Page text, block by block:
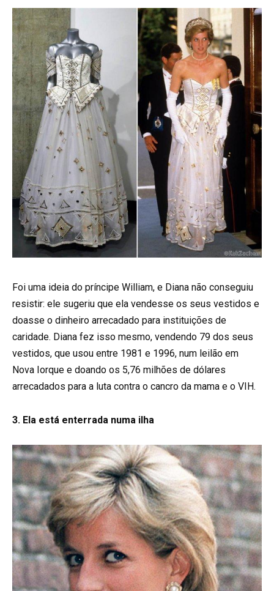
Foi uma ideia do príncipe William, e Diana não conseguiu
resistir: ele sugeriu que ela vendesse os seus vestidos e
doasse o dinheiro arrecadado para instituições de
caridade. Diana fez isso mesmo, vendendo 79 dos seus
vestidos, que usou entre 1981 e 1996, num leilão em
Nova Iorque e doando os 5,76 milhões de dólares
arrecadados para a luta contra o cancro da mama e o VIH.
3. Ela está enterrada numa ilha